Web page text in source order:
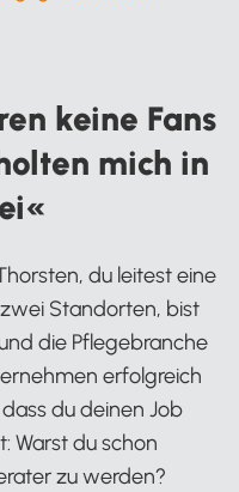
keine Fans
mich in
du leitest eine
Standorten, bist
die Pflegebranche
erfolgreich
du deinen Job
Warst du schon
zu werden?